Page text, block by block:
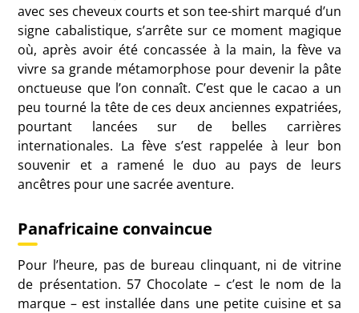
avec ses cheveux courts et son tee-shirt marqué d’un
signe cabalistique, s’arrête sur ce moment magique
où, après avoir été concassée à la main, la fève va
vivre sa grande métamorphose pour devenir la pâte
onctueuse que l’on connaît. C’est que le cacao a un
peu tourné la tête de ces deux anciennes expatriées,
pourtant lancées sur de belles carrières
internationales. La fève s’est rappelée à leur bon
souvenir et a ramené le duo au pays de leurs
ancêtres pour une sacrée aventure.
Panafricaine convaincue
Pour l’heure, pas de bureau clinquant, ni de vitrine
de présentation. 57 Chocolate – c’est le nom de la
marque – est installée dans une petite cuisine et sa